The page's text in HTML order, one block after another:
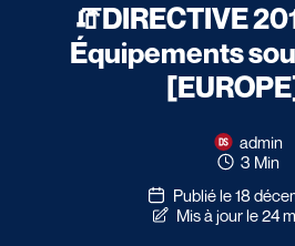
🧯DIRECTIVE
Équipements
admin
3 Min
Publié le 18
Mis à jour le 24